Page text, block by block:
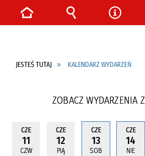
JESTEŚ TUTAJ KALENDARZ WYDARZEŃ
ZOBACZ WYDARZENIA
CZE
11
CZW
CZE
12
PIĄ
CZE
13
SOB
CZE
14
NIE
Strona
Wyszukiwarka